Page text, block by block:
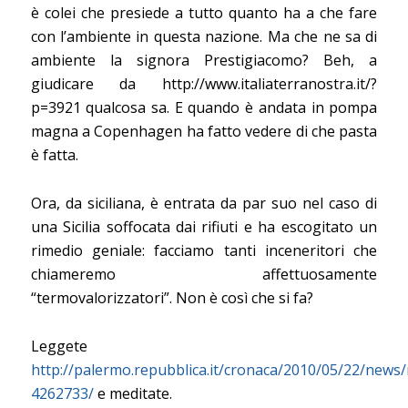
è colei che presiede a tutto quanto ha a che fare
con l’ambiente in questa nazione. Ma che ne sa di
ambiente la signora Prestigiacomo? Beh, a
giudicare da http://www.italiaterranostra.it/?
p=3921 qualcosa sa. E quando è andata in pompa
magna a Copenhagen ha fatto vedere di che pasta
è fatta.
Ora, da siciliana, è entrata da par suo nel caso di
una Sicilia soffocata dai rifiuti e ha escogitato un
rimedio geniale: facciamo tanti inceneritori che
chiameremo affettuosamente
“termovalorizzatori”. Non è così che si fa?
Leggete
http://palermo.repubblica.it/cronaca/2010/05/22/
4262733/e meditate.